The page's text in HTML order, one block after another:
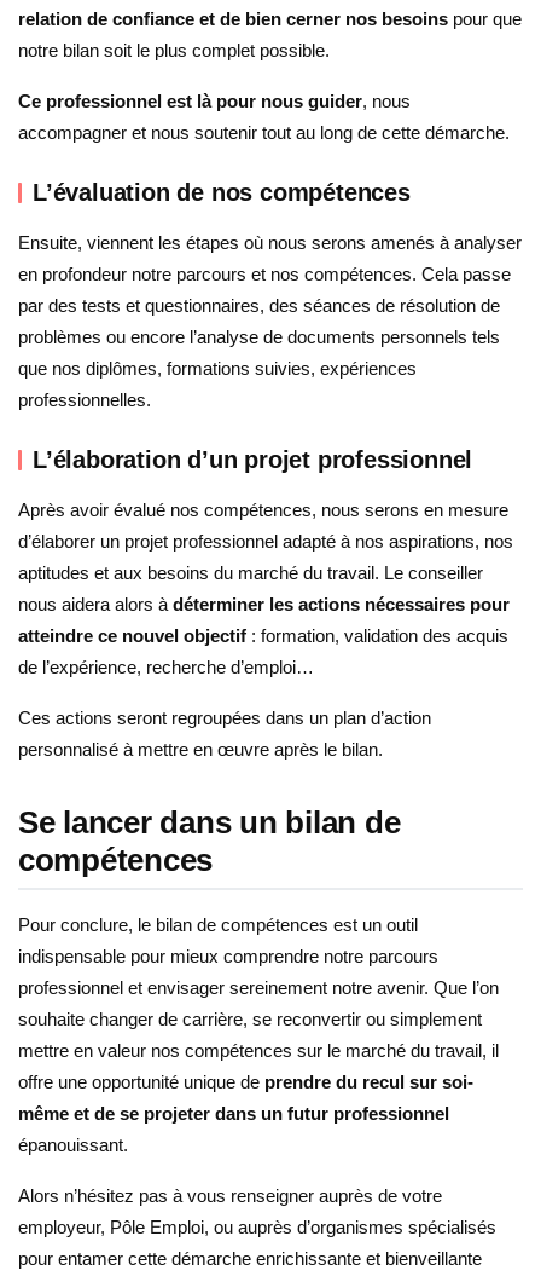
relation de confiance et de bien cerner nos besoins pour que
notre bilan soit le plus complet possible.
Ce professionnel est là pour nous guider, nous
accompagner et nous soutenir tout au long de cette démarche.
L’évaluation de nos compétences
Ensuite, viennent les étapes où nous serons amenés à analyser
en profondeur notre parcours et nos compétences. Cela passe
par des tests et questionnaires, des séances de résolution de
problèmes ou encore l’analyse de documents personnels tels
que nos diplômes, formations suivies, expériences
professionnelles.
L’élaboration d’un projet professionnel
Après avoir évalué nos compétences, nous serons en mesure
d’élaborer un projet professionnel adapté à nos aspirations, nos
aptitudes et aux besoins du marché du travail. Le conseiller
nous aidera alors àdéterminer les actions nécessaires pour
atteindre ce nouvel objectif : formation, validation des acquis
de l’expérience, recherche d’emploi…
Ces actions seront regroupées dans un plan d’action
personnalisé à mettre en œuvre après le bilan.
Se lancer dans un bilan de
compétences
Pour conclure, le bilan de compétences est un outil
indispensable pour mieux comprendre notre parcours
professionnel et envisager sereinement notre avenir. Que l’on
souhaite changer de carrière, se reconvertir ou simplement
mettre en valeur nos compétences sur le marché du travail, il
offre une opportunité unique de prendre du recul sur soi-
même et de se projeter dans un futur professionnel
épanouissant.
Alors n’hésitez pas à vous renseigner auprès de votre
employeur, Pôle Emploi, ou auprès d’organismes spécialisés
pour entamer cette démarche enrichissante et bienveillante